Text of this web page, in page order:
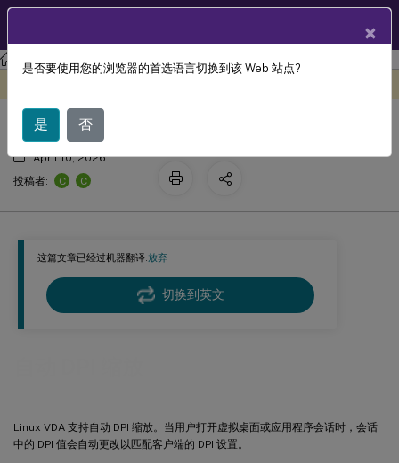
Linux 虚拟投递代理 Citrix Linux 虚拟投递代理 2210
这篇文章已经过机器翻译.放弃
切换到英文
Linux VDA 支持自动 DPI 缩放。当用户打开虚拟桌面或应用程序会话时，会话
中的 DPI 值会自动更改以匹配客户端的 DPI 设置。
自动 DPI 缩放
April 10, 2026
投稿者:
C C
×
是否要使用您的浏览器的首选语言切换到该 Web 站点?
是 否